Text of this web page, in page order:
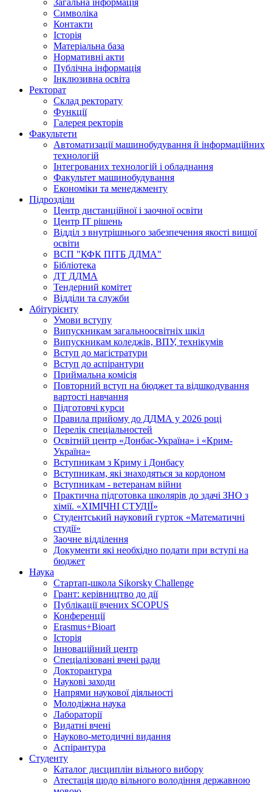
Символіка
Контакти
Історія
Матеріальна база
Нормативні акти
Публічна інформація
Інклюзивна освіта
Ректорат
Склад ректорату
Функції
Галерея ректорів
Факультети
Автоматизації машинобудування й інформаційних
технологій
Інтегрованих технологій і обладнання
Факультет машинобудування
Економіки та менеджменту
Підрозділи
Центр дистанційної і заочної освіти
Центр ІТ рішень
Відділ з внутрішнього забезпечення якості вищої
освіти
ВСП "КФК ПІТБ ДДМА"
Бібліотека
ДТ ДДМА
Тендерний комітет
Відділи та служби
Абітурієнту
Умови вступу
Випускникам загальноосвітніх шкіл
Випускникам коледжів, ВПУ, технікумів
Вступ до магістратури
Вступ до аспірантури
Приймальна комісія
Повторний вступ на бюджет та відшкодування
вартості навчання
Підготовчі курси
Правила прийому до ДДМА у 2026 році
Перелік спеціальностей
Освітній центр «Донбас-Україна» і «Крим-
Україна»
Вступникам з Криму і Донбасу
Вступникам, які знаходяться за кордоном
Вступникам - ветеранам війни
Практична підготовка школярів до здачі ЗНО з
хімії. «ХІМІЧНІ СТУДІЇ»
Студентський науковий гурток «Математичні
студії»
Заочне відділення
Документи які необхідно подати при вступі на
бюджет
Наука
Стартап-школа Sikorsky Challenge
Грант: керівництво до дії
Публікації вчених SCOPUS
Конференції
Erasmus+Bioart
Історія
Інноваційний центр
Спеціалізовані вчені ради
Докторантура
Наукові заходи
Напрями наукової діяльності
Молодіжна наука
Лабораторії
Видатні вчені
Науково-методичні видання
Аспірантура
Студенту
Каталог дисциплін вільного вибору
Атестація щодо вільного володіння державною